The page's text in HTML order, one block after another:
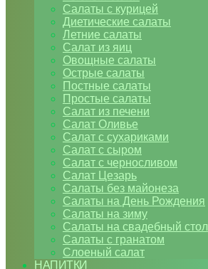
Салаты с курицей
Диетические салаты
Летние салаты
Салат из яиц
Овощные салаты
Острые салаты
Постные салаты
Простые салаты
Салат из печени
Салат Оливье
Салат с сухариками
Салат с сыром
Салат с черносливом
Салат Цезарь
Салаты без майонеза
Салаты на День Рождения
Салаты на зиму
Салаты на свадебный стол
Салаты с гранатом
Слоеный салат
НАПИТКИ